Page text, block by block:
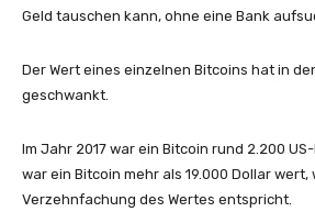
Geld tauschen kann, ohne eine Bank
Der Wert eines einzelnen Bitcoins hat in
geschwankt.
Im Jahr 2017 war ein Bitcoin rund 2.200
war ein Bitcoin mehr als 19.000 Dollar
Verzehnfachung des Wertes entspricht.